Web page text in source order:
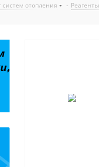
отопления - Реагенты